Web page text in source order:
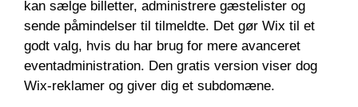
kan sælge billetter, administrere gæstelister og
sende påmindelser til tilmeldte. Det gør Wix til et
godt valg, hvis du har brug for mere avanceret
eventadministration. Den gratis version viser dog
Wix-reklamer og giver dig et subdomæne.